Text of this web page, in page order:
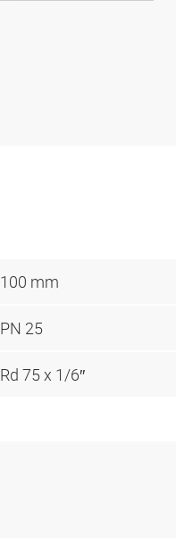
100 mm
PN 25
Rd 75 x 1/6″